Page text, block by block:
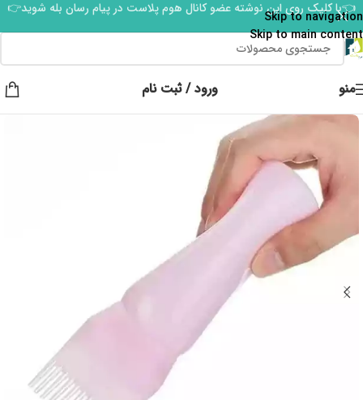
Skip to navigation
Skip to main content
👈با کلیک روی این نوشته عضو کانال هوم پلاست در پیام رسان بله شوید👉
منو ورود / ثبت نام